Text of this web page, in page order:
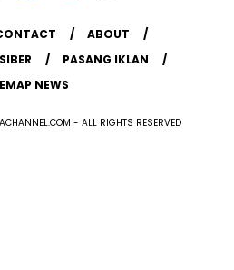
ABOUT
PASANG IKLAN
NEWS
- ALL RIGHTS RESERVED